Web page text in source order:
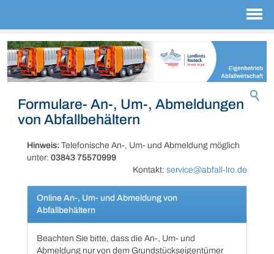
Formulare- An-, Um-, Abmeldungen
von Abfallbehältern